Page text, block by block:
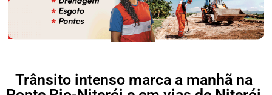
Trânsito intenso marca a manhã na